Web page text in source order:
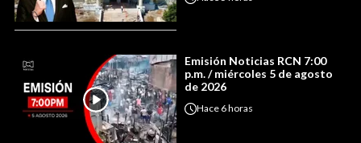
Emisión Noticias RCN 7:00
p.m. / miércoles 5 de agosto
de 2026
Hace 6 horas